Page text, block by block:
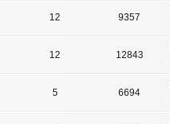
12 9357
12 12843
5 6694